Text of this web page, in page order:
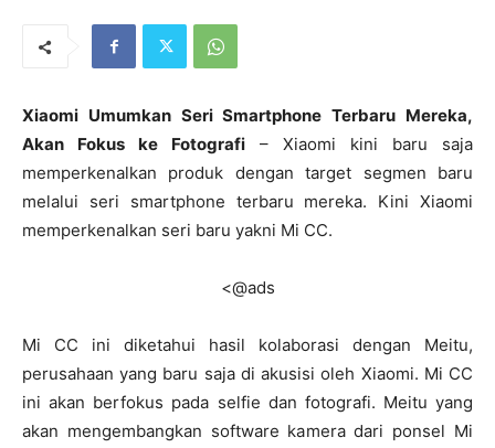
Xiaomi Umumkan Seri Smartphone Terbaru Mereka,
Akan Fokus ke Fotografi – Xiaomi kini baru saja
memperkenalkan produk dengan target segmen baru
melalui seri smartphone terbaru mereka. Kini Xiaomi
memperkenalkan seri baru yakni Mi CC.
<@ads
Mi CC ini diketahui hasil kolaborasi dengan Meitu,
perusahaan yang baru saja di akusisi oleh Xiaomi. Mi CC
ini akan berfokus pada selfie dan fotografi. Meitu yang
akan mengembangkan software kamera dari ponsel Mi